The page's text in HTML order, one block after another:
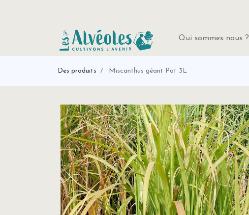
Qui sommes nous ?
Des produits Miscanthus géant Pot 3L